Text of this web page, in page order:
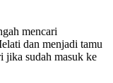
mencari
dan menjadi tamu
jika sudah masuk ke